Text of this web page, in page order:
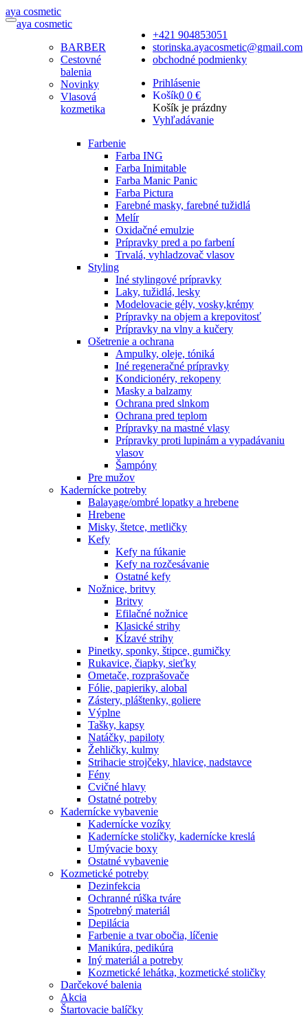
aya cosmetic
+421 904853051
storinska.ayacosmetic@gmail.com
obchodné podmienky
Prihlásenie
Košík0 0 €
Košík je prázdny
Vyhľadávanie
aya cosmetic
BARBER
Cestovné
balenia
Novinky
Vlasová
kozmetika
Farbenie
Farba ING
Farba Inimitable
Farba Manic Panic
Farba Pictura
Farebné masky, farebné tužidlá
Melír
Oxidačné emulzie
Prípravky pred a po farbení
Trvalá, vyhladzovač vlasov
Styling
Iné stylingové prípravky
Laky, tužidlá, lesky
Modelovacie gély, vosky,krémy
Prípravky na objem a krepovitosť
Prípravky na vlny a kučery
Ošetrenie a ochrana
Ampulky, oleje, tóniká
Iné regeneračné prípravky
Kondicionéry, rekopeny
Masky a balzamy
Ochrana pred slnkom
Ochrana pred teplom
Prípravky na mastné vlasy
Prípravky proti lupinám a vypadávaniu
vlasov
Šampóny
Pre mužov
Kadernícke potreby
Balayage/ombré lopatky a hrebene
Hrebene
Misky, štetce, metličky
Kefy
Kefy na fúkanie
Kefy na rozčesávanie
Ostatné kefy
Nožnice, britvy
Britvy
Efilačné nožnice
Klasické strihy
Kĺzavé strihy
Pinetky, sponky, štipce, gumičky
Rukavice, čiapky, sieťky
Ometače, rozprašovače
Fólie, papieriky, alobal
Zástery, pláštenky, goliere
Výplne
Tašky, kapsy
Natáčky, papiloty
Žehličky, kulmy
Strihacie strojčeky, hlavice, nadstavce
Fény
Cvičné hlavy
Ostatné potreby
Kadernícke vybavenie
Kadernícke vozíky
Kadernícke stoličky, kadernícke kreslá
Umývacie boxy
Ostatné vybavenie
Kozmetické potreby
Dezinfekcia
Ochranné rúška tváre
Spotrebný materiál
Depilácia
Farbenie a tvar obočia, líčenie
Manikúra, pedikúra
Iný materiál a potreby
Kozmetické lehátka, kozmetické stoličky
Darčekové balenia
Akcia
Štartovacie balíčky